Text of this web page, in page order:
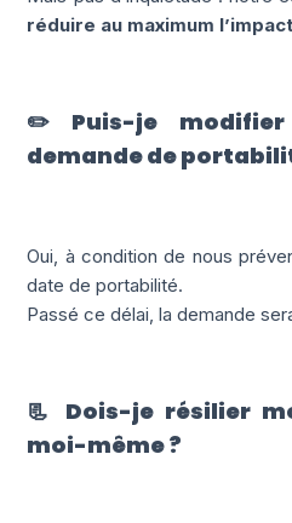
réduire au maximum l’impact
✏️ Puis-je
demande de
Oui, à condition de nous
date de portabilité.
Passé ce délai, la demande
📃 Dois-je résilier
moi-même ?